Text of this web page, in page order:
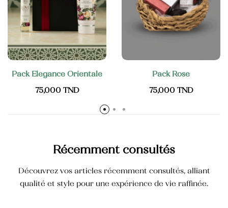
Pack Elegance Orientale
75,000 TND
Pack Rose
75,000 TND
Récemment consultés
Découvrez vos articles récemment consultés, alliant
qualité et style pour une expérience de vie raffinée.
Crème mains anti-tâche